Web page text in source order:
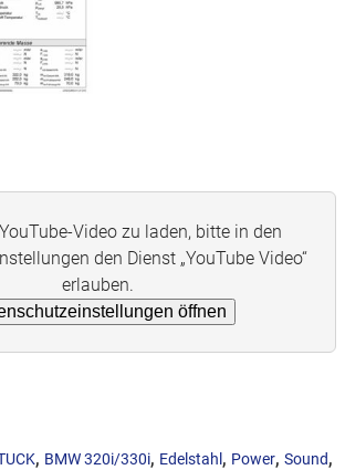
Video zu laden, bitte in den
den Dienst „YouTube Video“
erlauben.
öffnen
, BMW 320i/330i, Edelstahl , Power, Sound,